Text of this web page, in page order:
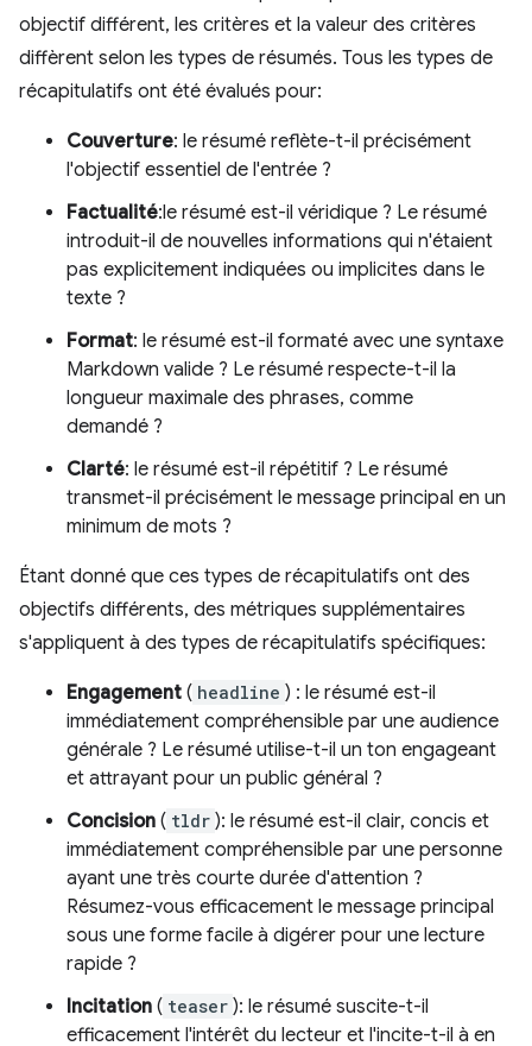
objectif différent, les critères et la valeur des critères
diffèrent selon les types de résumés. Tous les types de
récapitulatifs ont été évalués pour:
Couverture: le résumé reflète-t-il précisément
l'objectif essentiel de l'entrée ?
Factualité:le résumé est-il véridique ? Le résumé
introduit-il de nouvelles informations qui n'étaient
pas explicitement indiquées ou implicites dans le
texte ?
Format: le résumé est-il formaté avec une syntaxe
Markdown valide ? Le résumé respecte-t-il la
longueur maximale des phrases, comme
demandé ?
Clarté: le résumé est-il répétitif ? Le résumé
transmet-il précisément le message principal en un
minimum de mots ?
Étant donné que ces types de récapitulatifs ont des
objectifs différents, des métriques supplémentaires
s'appliquent à des types de récapitulatifs spécifiques:
Engagement ( headline ) : le résumé est-il
immédiatement compréhensible par une audience
générale ? Le résumé utilise-t-il un ton engageant
et attrayant pour un public général ?
Concision ( tldr ): le résumé est-il clair, concis et
immédiatement compréhensible par une personne
ayant une très courte durée d'attention ?
Résumez-vous efficacement le message principal
sous une forme facile à digérer pour une lecture
rapide ?
Incitation ( teaser ): le résumé suscite-t-il
efficacement l'intérêt du lecteur et l'incite-t-il à en